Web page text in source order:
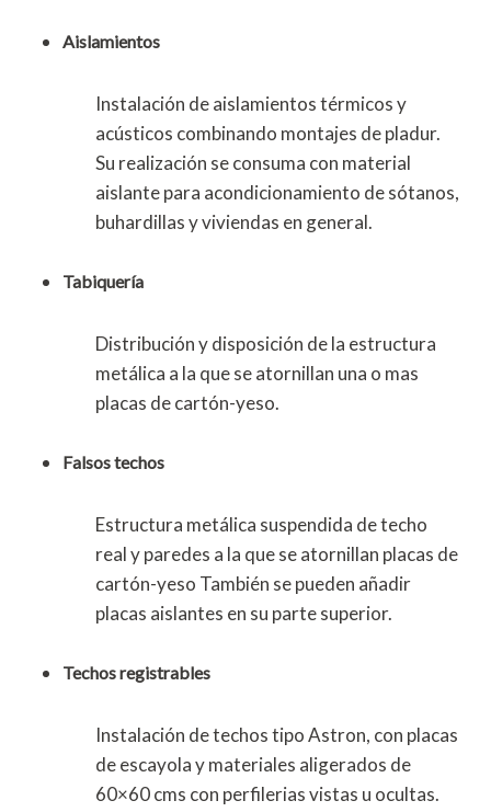
Aislamientos
Instalación de aislamientos térmicos y
acústicos combinando montajes de pladur.
Su realización se consuma con material
aislante para acondicionamiento de sótanos,
buhardillas y viviendas en general.
Tabiquería
Distribución y disposición de la estructura
metálica a la que se atornillan una o mas
placas de cartón-yeso.
Falsos techos
Estructura metálica suspendida de techo
real y paredes a la que se atornillan placas de
cartón-yeso También se pueden añadir
placas aislantes en su parte superior.
Techos registrables
Instalación de techos tipo Astron, con placas
de escayola y materiales aligerados de
60×60 cms con perfilerias vistas u ocultas.